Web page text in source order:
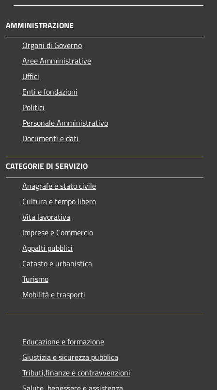
AMMINISTRAZIONE
Organi di Governo
Aree Amministrative
Uffici
Enti e fondazioni
Politici
Personale Amministrativo
Documenti e dati
CATEGORIE DI SERVIZIO
Anagrafe e stato civile
Cultura e tempo libero
Vita lavorativa
Imprese e Commercio
Appalti pubblici
Catasto e urbanistica
Turismo
Mobilità e trasporti
Educazione e formazione
Giustizia e sicurezza pubblica
Tributi,finanze e contravvenzioni